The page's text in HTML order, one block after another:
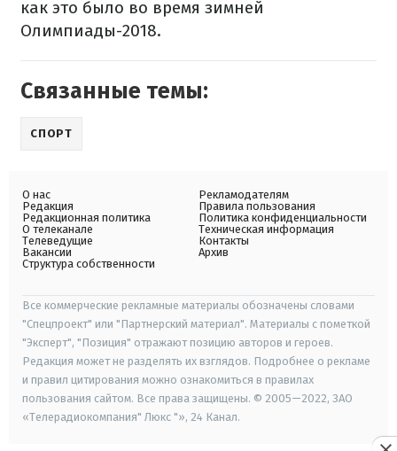
как это было во время зимней
Олимпиады-2018.
Связанные темы:
СПОРТ
О нас
Редакция
Редакционная политика
О телеканале
Телеведущие
Вакансии
Структура собственности
Рекламодателям
Правила пользования
Политика конфиденциальности
Техническая информация
Контакты
Архив
Все коммерческие рекламные материалы обозначены словами
"Спецпроект" или "Партнерский материал". Материалы с пометкой
"Эксперт", "Позиция" отражают позицию авторов и героев.
Редакция может не разделять их взглядов. Подробнее о рекламе
и правил цитирования можно ознакомиться в правилах
пользования сайтом. Все права защищены. © 2005—2022, ЗАО
«Телерадиокомпания" Люкс "», 24 Канал.